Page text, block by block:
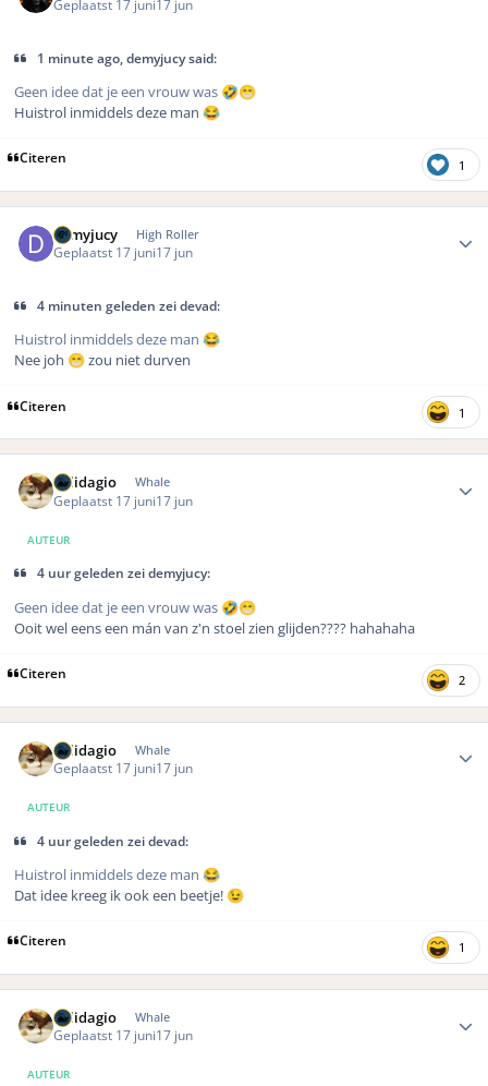
Geplaatst 17 juni17 jun
1 minute ago, demyjucy said:
Geen idee dat je een vrouw was 🤣😁
Huistrol inmiddels deze man 😂
Citeren 1
demyjucy High Roller
Geplaatst 17 juni17 jun
4 minuten geleden zei devad:
Huistrol inmiddels deze man 😂
Nee joh 😁 zou niet durven
Citeren 1
Solidagio Whale
Geplaatst 17 juni17 jun
AUTEUR
4 uur geleden zei demyjucy:
Geen idee dat je een vrouw was 🤣😁
Ooit wel eens een mán van z'n stoel zien glijden???? hahahaha
Citeren 2
Solidagio Whale
Geplaatst 17 juni17 jun
AUTEUR
4 uur geleden zei devad:
Huistrol inmiddels deze man 😂
Dat idee kreeg ik ook een beetje! 😉
Citeren 1
Solidagio Whale
Geplaatst 17 juni17 jun
AUTEUR